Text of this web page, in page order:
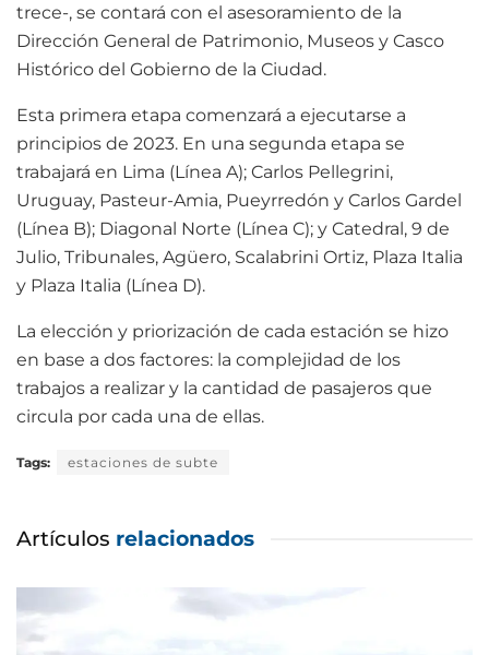
trece-, se contará con el asesoramiento de la
Dirección General de Patrimonio, Museos y Casco
Histórico del Gobierno de la Ciudad.
Esta primera etapa comenzará a ejecutarse a
principios de 2023. En una segunda etapa se
trabajará en Lima (Línea A); Carlos Pellegrini,
Uruguay, Pasteur-Amia, Pueyrredón y Carlos Gardel
(Línea B); Diagonal Norte (Línea C); y Catedral, 9 de
Julio, Tribunales, Agüero, Scalabrini Ortiz, Plaza Italia
y Plaza Italia (Línea D).
La elección y priorización de cada estación se hizo
en base a dos factores: la complejidad de los
trabajos a realizar y la cantidad de pasajeros que
circula por cada una de ellas.
Tags: estaciones de subte
Artículos relacionados